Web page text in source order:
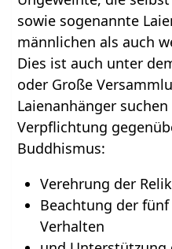
sowie sogenannte
männlichen als auch
Dies ist auch unter
oder Große
Laienanhänger
Verpflichtung
Buddhismus:
Verehrung der
Beachtung der
Verhalten